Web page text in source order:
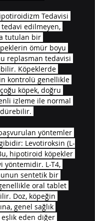
Tedavisi
edilmeyen,
tutulan bir
ömür boyu
replasman tedavisi
Köpeklerde
kontrolü genellikle
çoğu köpek, doğru
izleme ile normal
yöntemler
Levotiroksin (L-
hipotiroid köpekler
yöntemidir. L-T4,
sentetik bir
oral tablet
Doz, köpeğin
genel sağlık
eden diğer